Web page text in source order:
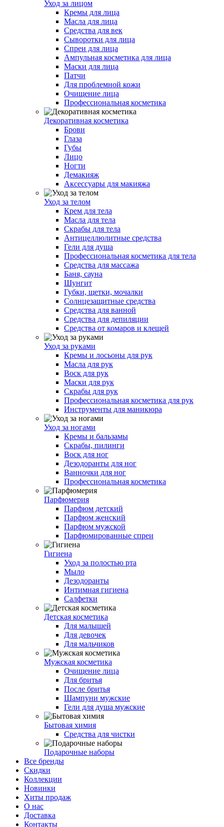
Уход за лицом
Кремы для лица
Масла для лица
Средства для век
Сыворотки для лица
Спреи для лица
Ампульная косметика для лица
Маски для лица
Патчи
Для проблемной кожи
Очищение лица
Профессиональная косметика
Декоративная косметика
Брови
Глаза
Губы
Лицо
Ногти
Демакияж
Аксессуары для макияжа
Уход за телом
Крем для тела
Масла для тела
Скрабы для тела
Антицеллюлитные средства
Гели для душа
Профессиональная косметика для тела
Средства для массажа
Баня, сауна
Шунгит
Губки, щетки, мочалки
Солнцезащитные средства
Средства для ванной
Средства для депиляции
Средства от комаров и клещей
Уход за руками
Кремы и лосьоны для рук
Масла для рук
Воск для рук
Маски для рук
Скрабы для рук
Профессиональная косметика для рук
Инструменты для маникюра
Уход за ногами
Кремы и бальзамы
Скрабы, пилинги
Воск для ног
Дезодоранты для ног
Ванночки для ног
Профессиональная косметика
Парфюмерия
Парфюм детский
Парфюм женский
Парфюм мужской
Парфюмированные спреи
Гигиена
Уход за полостью рта
Мыло
Дезодоранты
Интимная гигиена
Салфетки
Детская косметика
Для малышей
Для девочек
Для мальчиков
Мужская косметика
Очищение лица
Для бритья
После бритья
Шампуни мужские
Гели для душа мужские
Бытовая химия
Средства для чистки
Подарочные наборы
Все бренды
Скидки
Коллекции
Новинки
Хиты продаж
О нас
Доставка
Контакты